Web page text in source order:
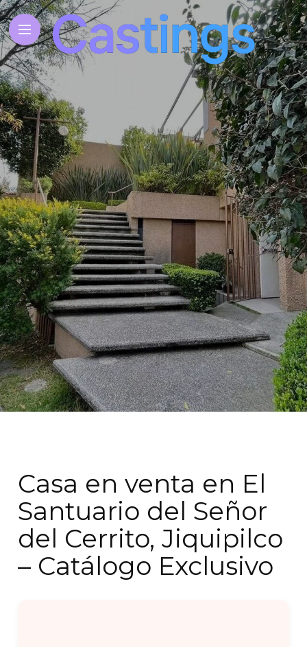
Casa en venta en El
Santuario del Señor
del Cerrito, Jiquipilco
– Catálogo Exclusivo